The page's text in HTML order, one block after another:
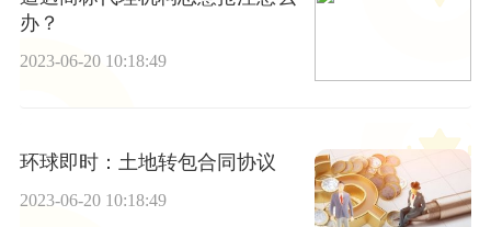
办？
2023-06-20 10:18:49
环球即时：土地转包合同协议
2023-06-20 10:18:49